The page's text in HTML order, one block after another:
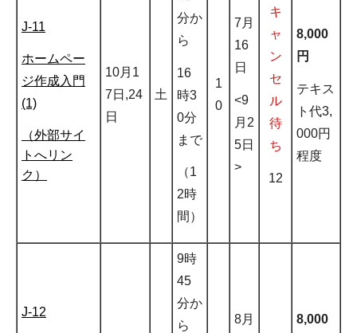
J-11
ホームペー
ジ作成入門
(1)
（外部サイ
トへリン
ク）
10月1
7日,24
日
土
分か
ら
16
時3
0分
まで
（1
2時
間）
1
0
7月
16
日
<9
月2
5日
>
キ
ャ
ン
セ
ル
待
ち
12
8,000
円
テキス
ト代3,
000円
程度
J-12
9時
45
分か
ら
8月
8,000